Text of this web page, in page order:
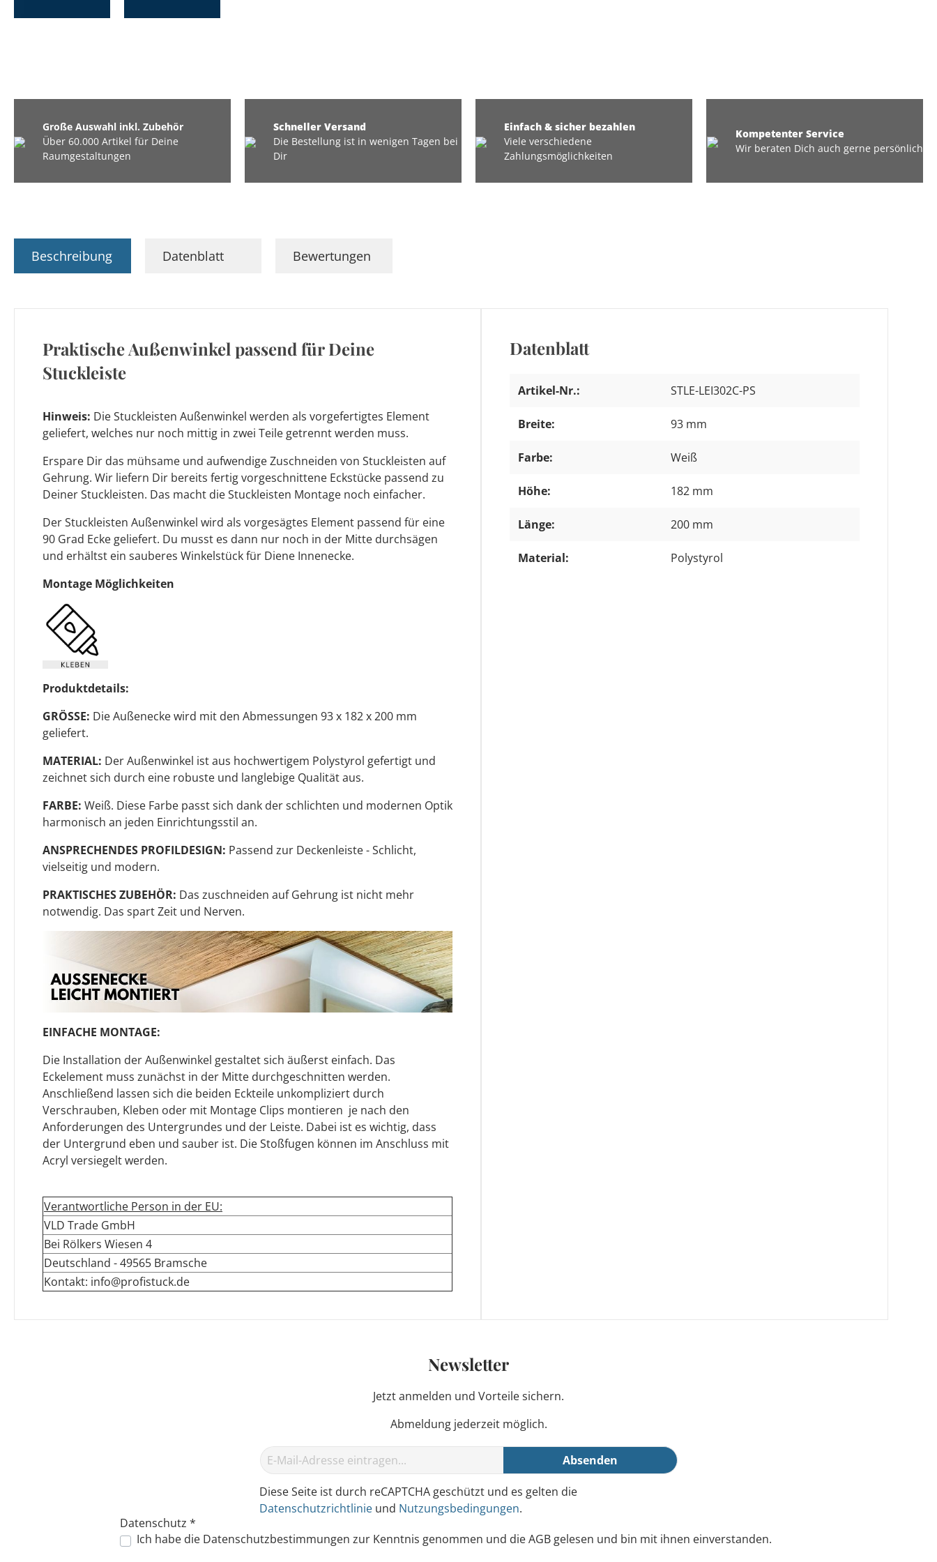
Große Auswahl inkl. Zubehör
Über 60.000 Artikel für Deine
Raumgestaltungen
Schneller Versand
Die Bestellung ist in wenigen Tagen bei
Dir
Einfach & sicher bezahlen
Viele verschiedene
Zahlungsmöglichkeiten
Kompetenter Service
Wir beraten Dich auch gerne persönlich
Beschreibung Datenblatt Bewertungen
Praktische Außenwinkel passend für Deine
Stuckleiste
Hinweis: Die Stuckleisten Außenwinkel werden als vorgefertigtes Element
geliefert, welches nur noch mittig in zwei Teile getrennt werden muss.
Erspare Dir das mühsame und aufwendige Zuschneiden von Stuckleisten auf
Gehrung. Wir liefern Dir bereits fertig vorgeschnittene Eckstücke passend zu
Deiner Stuckleisten. Das macht die Stuckleisten Montage noch einfacher.
Der Stuckleisten Außenwinkel wird als vorgesägtes Element passend für eine
90 Grad Ecke geliefert. Du musst es dann nur noch in der Mitte durchsägen
und erhältst ein sauberes Winkelstück für Diene Innenecke.
Montage Möglichkeiten
Produktdetails:
GRÖSSE: Die Außenecke wird mit den Abmessungen 93 x 182 x 200 mm
geliefert.
MATERIAL: Der Außenwinkel ist aus hochwertigem Polystyrol gefertigt und
zeichnet sich durch eine robuste und langlebige Qualität aus.
FARBE: Weiß. Diese Farbe passt sich dank der schlichten und modernen Optik
harmonisch an jeden Einrichtungsstil an.
ANSPRECHENDES PROFILDESIGN: Passend zur Deckenleiste - Schlicht,
vielseitig und modern.
PRAKTISCHES ZUBEHÖR: Das zuschneiden auf Gehrung ist nicht mehr
notwendig. Das spart Zeit und Nerven.
EINFACHE MONTAGE:
Die Installation der Außenwinkel gestaltet sich äußerst einfach. Das
Eckelement muss zunächst in der Mitte durchgeschnitten werden.
Anschließend lassen sich die beiden Eckteile unkompliziert durch
Verschrauben, Kleben oder mit Montage Clips montieren  je nach den
Anforderungen des Untergrundes und der Leiste. Dabei ist es wichtig, dass
der Untergrund eben und sauber ist. Die Stoßfugen können im Anschluss mit
Acryl versiegelt werden.
Verantwortliche Person in der EU:
VLD Trade GmbH
Bei Rölkers Wiesen 4
Deutschland - 49565 Bramsche
Kontakt: info@profistuck.de
Datenblatt
Artikel-Nr.: STLE-LEI302C-PS
Breite: 93 mm
Farbe: Weiß
Höhe: 182 mm
Länge: 200 mm
Material: Polystyrol
Newsletter
Jetzt anmelden und Vorteile sichern.
Abmeldung jederzeit möglich.
Absenden
Diese Seite ist durch reCAPTCHA geschützt und es gelten die
Datenschutzrichtlinie und Nutzungsbedingungen.
Datenschutz *
Ich habe die Datenschutzbestimmungen zur Kenntnis genommen und dieAGB gelesen und bin mit ihnen einverstanden.